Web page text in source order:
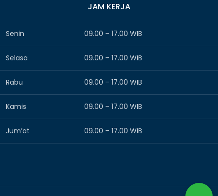
JAM KERJA
Senin 09.00 – 17.00 WIB
Selasa 09.00 – 17.00 WIB
Rabu 09.00 – 17.00 WIB
Kamis 09.00 – 17.00 WIB
Jum’at 09.00 – 17.00 WIB